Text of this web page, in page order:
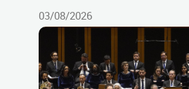
03/08/2026